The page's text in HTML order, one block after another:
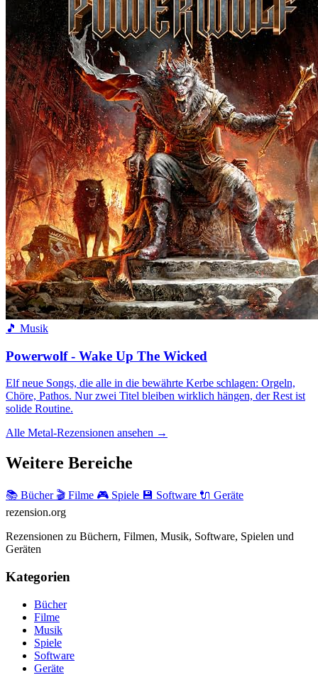
🎵 Musik
Powerwolf - Wake Up The Wicked
Elf neue Songs, die alle in die bewährte Kerbe schlagen: Orgeln,
Chöre, Pathos. Nur zwei Titel bleiben wirklich hängen, der Rest ist
solide Routine.
Alle Metal-Rezensionen ansehen →
Weitere Bereiche
📚 Bücher 🎬 Filme 🎮 Spiele 💾 Software 🔌 Geräte
rezension.org
Rezensionen zu Büchern, Filmen, Musik, Software, Spielen und
Geräten
Kategorien
Bücher
Filme
Musik
Spiele
Software
Geräte